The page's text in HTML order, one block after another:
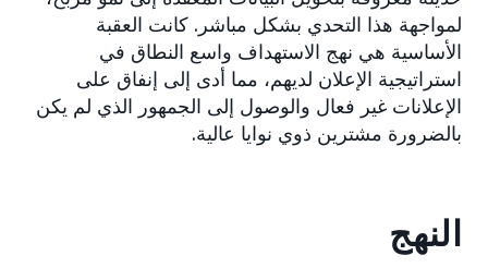
لمواجهة هذا التحدي بشكل مباشر. كانت العقبة
الأساسية هي نهج الاستهداف واسع النطاق في
استراتيجية الإعلان لديهم، مما أدى إلى إنفاق على
الإعلانات غير فعال والوصول إلى الجمهور الذي لم يكن
بالضرورة مشترين ذوي نوايا عالية.
النهج